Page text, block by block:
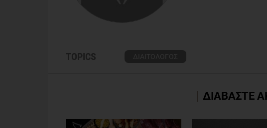
TOPICS ΔΙΑΙΤΟΛΟΓΟΣ
ΔΙΑΒΑΣΤΕ